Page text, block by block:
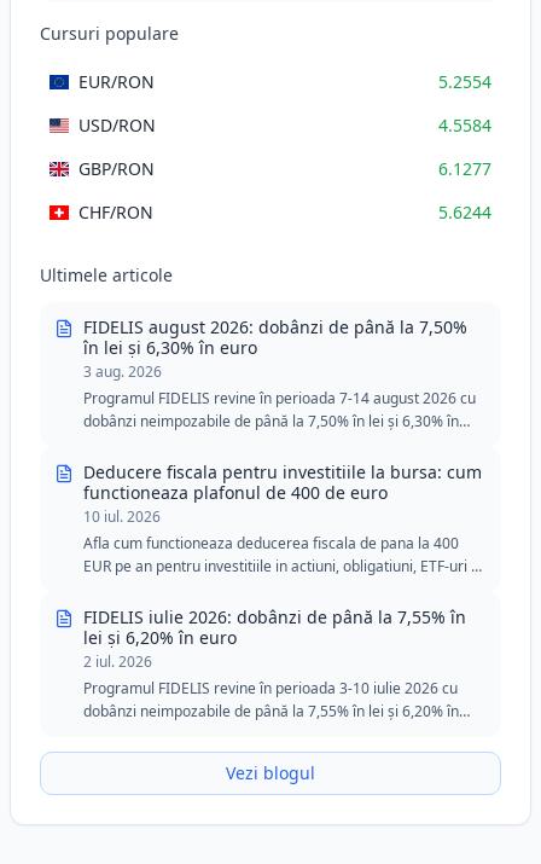
Cursuri populare
EUR/RON
5.2554
USD/RON
4.5584
GBP/RON
6.1277
CHF/RON 5.6244
Ultimele articole
FIDELIS august 2026: dobânzi de până la 7,50%
în lei și 6,30% în euro
3 aug. 2026
Programul FIDELIS revine în perioada 7-14 august 2026 cu
dobânzi neimpozabile de până la 7,50% în lei și 6,30% în
donatorii de sânge, cu praguri minime reduse în lei și euro.
Deducere fiscala pentru investitiile la bursa: cum
functioneaza plafonul de 400 de euro
10 iul. 2026
Afla cum functioneaza deducerea fiscala de pana la 400
EUR pe an pentru investitiile in actiuni, obligatiuni, ETF-uri si
FIDELIS iulie 2026: dobânzi de până la 7,55% în
lei și 6,20% în euro
2 iul. 2026
Programul FIDELIS revine în perioada 3-10 iulie 2026 cu
dobânzi neimpozabile de până la 7,55% în lei și 6,20% în
donatorii de sânge în lei și rămâne o opțiune atractivă
pentru investitorii care caută siguranță, flexibilitate și
Vezi blogul